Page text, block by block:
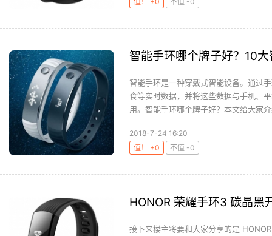
智能手环哪个牌子好？10
智能手环是一种穿戴式智能设备。通过
食等实时数据，并将这些数据与手机、
用。智能手环哪个牌子好？本文给大家
2018-7-24 16:20
值！ +0
不值 -0
HONOR 荣耀手环3 碳晶黑
接下来楼主将要和大家分享的是